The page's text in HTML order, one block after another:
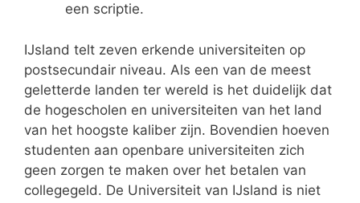
een scriptie.
IJsland telt zeven erkende universiteiten op
postsecundair niveau. Als een van de meest
geletterde landen ter wereld is het duidelijk dat
de hogescholen en universiteiten van het land
van het hoogste kaliber zijn. Bovendien hoeven
studenten aan openbare universiteiten zich
geen zorgen te maken over het betalen van
collegegeld. De Universiteit van IJsland is niet